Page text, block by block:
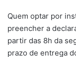
Quem optar por
preencher a
partir das 8h da
prazo de entrega